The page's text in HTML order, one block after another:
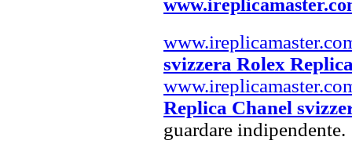
svizzera Rolex
Replica Chanel
guardare indipendente.